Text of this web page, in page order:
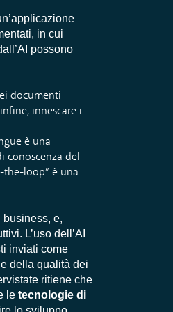
in cui
possono
documenti
innescare i
è una
conoscenza del
the-loop” è una
business, e,
L’uso dell’AI
inviati come
e della qualità dei
ritiene che
letecnologie di